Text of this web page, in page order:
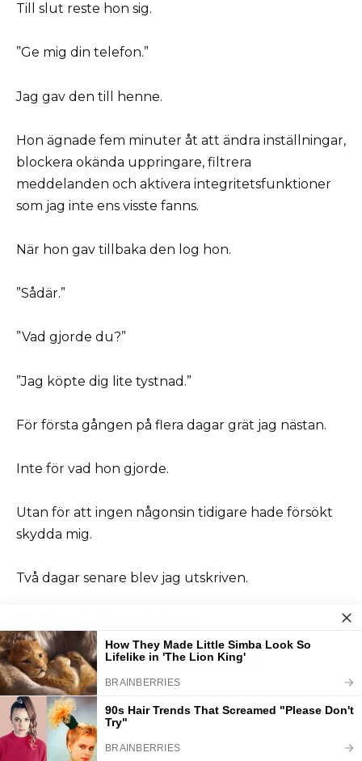
Till slut reste hon sig.
”Ge mig din telefon.”
Jag gav den till henne.
Hon ägnade fem minuter åt att ändra inställningar,
blockera okända uppringare, filtrera
meddelanden och aktivera integritetsfunktioner
som jag inte ens visste fanns.
När hon gav tillbaka den log hon.
”Sådär.”
”Vad gjorde du?”
”Jag köpte dig lite tystnad.”
För första gången på flera dagar grät jag nästan.
Inte för vad hon gjorde.
Utan för att ingen någonsin tidigare hade försökt
skydda mig.
Två dagar senare blev jag utskriven.
Den friska luften träffade mitt ansikte.
För ett ögonblick stod jag bara där.
Levande.